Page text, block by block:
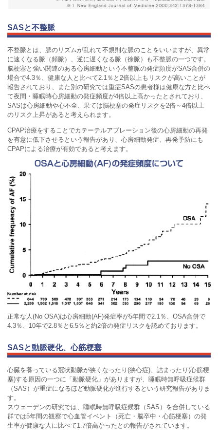
SASと不整脈
不整脈とは、脈のリズムが乱れて不規則な脈のことをいいますが、異常
に速くなる脈（頻脈）、逆に遅くなる脈（徐脈）も不整脈の一つです。
脳梗塞と強い関連のある心房細動という不整脈の発症頻度がSAS合併の
場合で4.3％、健康な人と比べて2.1％と2倍以上もリスクが高いことが
報告されており、また別の研究では重症SASの患者様は健康な方と比べ
て夜間・睡眠時心房細動の発症頻度が4倍以上高かったとされており、
SASは心房細動や心不全、果ては脳梗塞の発症リスクを2倍～4倍以上
のリスク上昇があると考えられます。
CPAP治療をすることでカテーテルアブレーション後の心房細動の再発
を有意に低下させるという報告があり、心房細動発症、再発予防にも
CPAPによる治療が有効であると考えます。
正常な人(No OSA)は心房細動(AF)発症率が5年間で2.1％、OSA合併で
4.3％、10年で2.8％と6.5％と約2倍の発症リスクを認めております。
SASと動脈硬化、心筋梗塞
心臓を養っている冠状動脈が狭くなったり(狭心症)、詰まったり(心筋梗
塞)する原因の一つに「動脈硬化」がありますが、睡眠時無呼吸症候群
（SAS）が重症になるほど動脈硬化が進行するという研究報告がありま
す。
スウェーデンの研究では、睡眠時無呼吸症候群（SAS）を合併している
群では5年間の観察で心血管イベント（死亡・脳卒中・心筋梗塞）の発
生率が健康な人に比べて1.7倍高かったとの報告がされています。